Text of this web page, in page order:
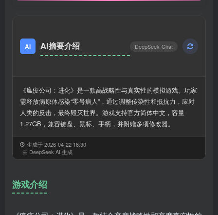
AI AI摘要介绍 DeepSeek-Chat
《瘟疫公司：进化》是一款高战略性与真实性的模拟游戏。玩家
需释放病原体感染“零号病人”，通过调整传染性和抵抗力，应对
人类的反击，最终毁灭世界。游戏支持官方简体中文，容量
1.27GB，兼容键盘、鼠标、手柄，并附赠多项修改器。
生成于 2026-04-22 16:30
由 DeepSeek AI 生成
游戏介绍